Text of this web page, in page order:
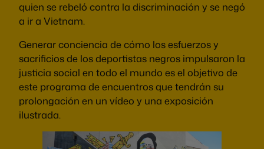
quien se rebeló contra la discriminación y se negó
a ir a Vietnam.
Generar conciencia de cómo los esfuerzos y
sacrificios de los deportistas negros impulsaron la
justicia social en todo el mundo es el objetivo de
este programa de encuentros que tendrán su
prolongación en un vídeo y una exposición
ilustrada.